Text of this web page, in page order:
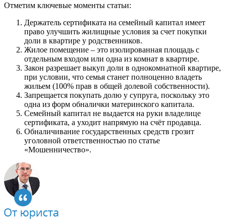
Отметим ключевые моменты статьи:
Держатель сертификата на семейный капитал имеет
право улучшить жилищные условия за счет покупки
доли в квартире у родственников.
Жилое помещение – это изолированная площадь с
отдельным входом или одна из комнат в квартире.
Закон разрешает выкуп доли в однокомнатной квартире,
при условии, что семья станет полноценно владеть
жильем (100% прав в общей долевой собственности).
Запрещается покупать долю у супруга, поскольку это
одна из форм обналички материнского капитала.
Семейный капитал не выдается на руки владелице
сертификата, а уходит напрямую на счёт продавца.
Обналичивание государственных средств грозит
уголовной ответственностью по статье
«Мошенничество».